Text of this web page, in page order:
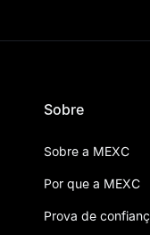
Sobre
Sobre a MEXC
Por que a MEXC
Prova de